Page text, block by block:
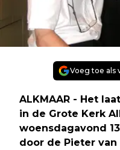
Voeg toe als
ALKMAAR - Het
in de Grote Kerk
woensdagavond
door de Pieter van